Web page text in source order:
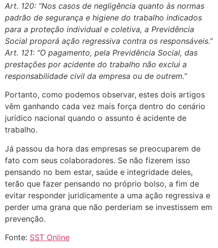
Art. 120: “Nos casos de negligência quanto às normas
padrão de segurança e higiene do trabalho indicados
para a proteção individual e coletiva, a Previdência
Social proporá ação regressiva contra os responsáveis.”
Art. 121: “O pagamento, pela Previdência Social, das
prestações por acidente do trabalho não exclui a
responsabilidade civil da empresa ou de outrem.”
Portanto, como podemos observar, estes dois artigos
vêm ganhando cada vez mais força dentro do cenário
jurídico nacional quando o assunto é acidente de
trabalho.
Já passou da hora das empresas se preocuparem de
fato com seus colaboradores. Se não fizerem isso
pensando no bem estar, saúde e integridade deles,
terão que fazer pensando no próprio bolso, a fim de
evitar responder juridicamente a uma ação regressiva e
perder uma grana que não perderiam se investissem em
prevenção.
Fonte: SST Online